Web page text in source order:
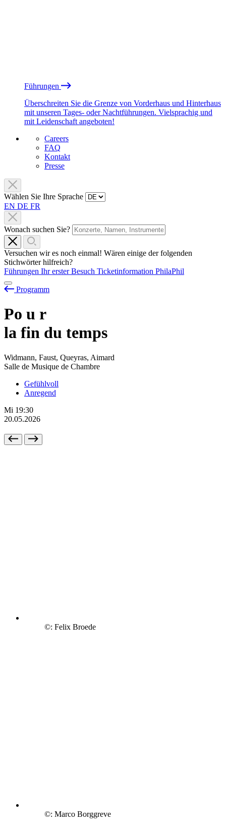
Führungen
Überschreiten Sie die Grenze von Vorderhaus und Hinterhaus
mit unseren Tages- oder Nachtführungen. Vielsprachig und
mit Leidenschaft angeboten!
Careers
FAQ
Kontakt
Presse
Wählen Sie Ihre Sprache
EN DE FR
Wonach suchen Sie?
Versuchen wir es noch einmal! Wären einige der folgenden
Stichwörter hilfreich?
Führungen Ihr erster Besuch Ticketinformation PhilaPhil
Programm
Po u r
la fin du temps
Widmann, Faust, Queyras, Aimard
Salle de Musique de Chambre
Gefühlvoll
Anregend
Mi 19:30
20.05.2026
©: Felix Broede
©: Marco Borggreve